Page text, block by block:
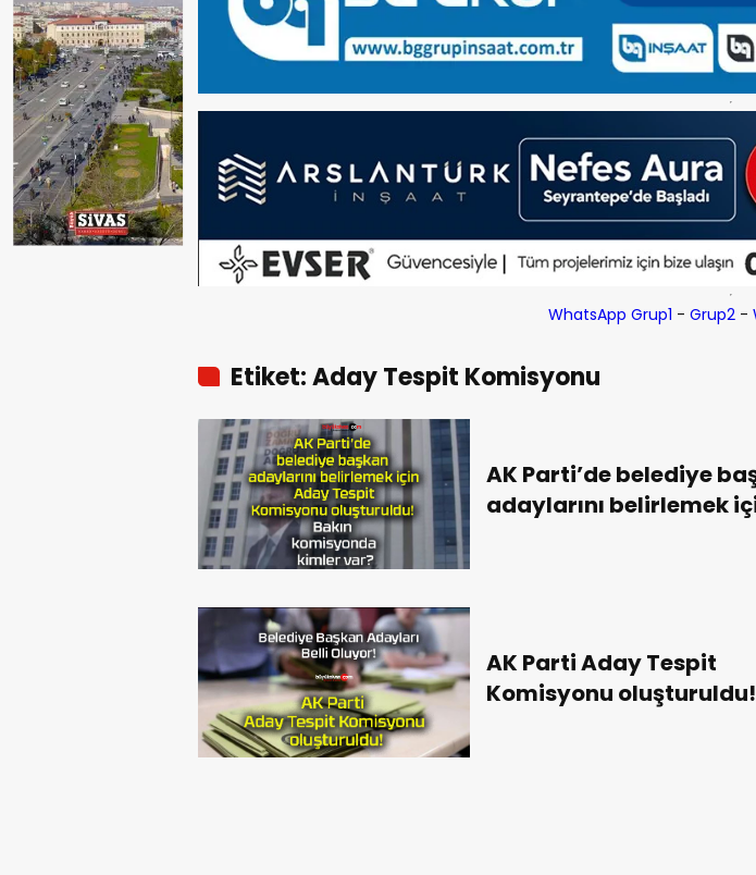
WhatsApp Grup1 - Grup2-
Etiket: Aday Tespit Komisyonu
AK Parti’de belediye
adaylarını belirlemek
AK Parti Aday Tespit
Komisyonu oluşturuldu!